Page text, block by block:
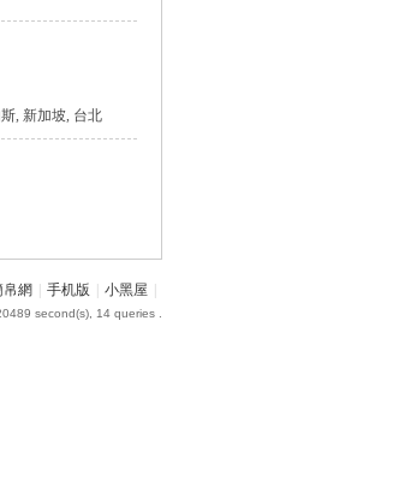
, 新加坡, 台北
帛網 手机版 小黑屋
second(s), 14 queries .